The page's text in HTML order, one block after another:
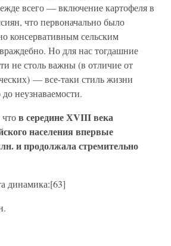
всего — включение картофеля в
что первоначально было
консервативным сельским
Но для нас тогдашние
не столь важны (в отличие от
— все-таки стиль жизни
неузнаваемости.
в середине ХVIII века
населения впервые
и продолжала стремительно
динамика:[63]